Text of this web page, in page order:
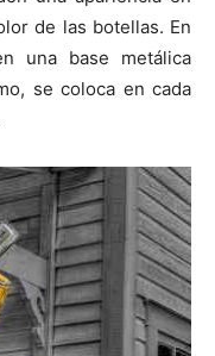
de las botellas. En
una base metálica
se coloca en cada